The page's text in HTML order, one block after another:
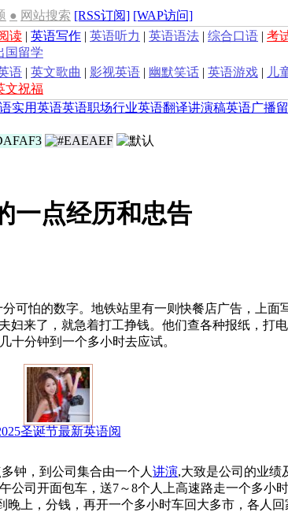
● 网站搜索 [RSS订阅] [WAP访问]
读 | 英语写作 | 英语听力 | 英语语法 | 综合口语 | 考
国留学
语 | 英文歌曲 | 影视英语 | 幽默笑话 | 英语游戏 | 儿
文祝福
实用英语英语职场行业英语翻译讲演稿英语广播
一点经历和忠告
可怕的数字。地铁站里有一则快餐店广告，上面
了，就急着打工挣钱。他们查各种报纸，打
十分钟到一个多小时去应试。
圣诞节最新英语阅
钟，到公司集合由一个人 讲演,大致是公司的业绩
司开面包车，送7～8个人上高速路走一个多小
上，分钱，再开一个多小时车回大多市，各人回